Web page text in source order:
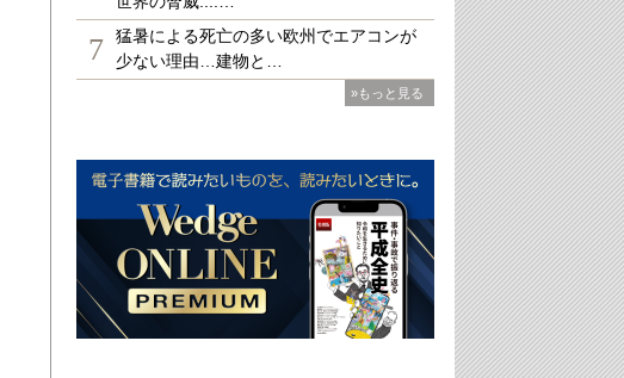
7
猛暑による死亡の多い欧州でエアコンが
少ない理由…建物と…
»もっと見る